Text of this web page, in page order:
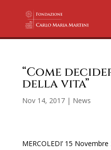
“Come
della vita”
Nov 14, 2017| News
MERCOLEDI’ 15